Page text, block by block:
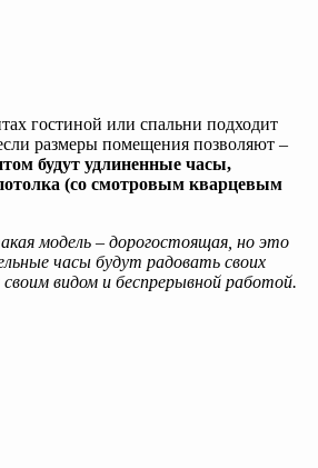
гостиной или спальни подходит
размеры помещения позволяют –
будут удлиненные часы,
(со смотровым кварцевым
модель – дорогостоящая, но это
часы будут радовать своих
видом и беспрерывной работой.